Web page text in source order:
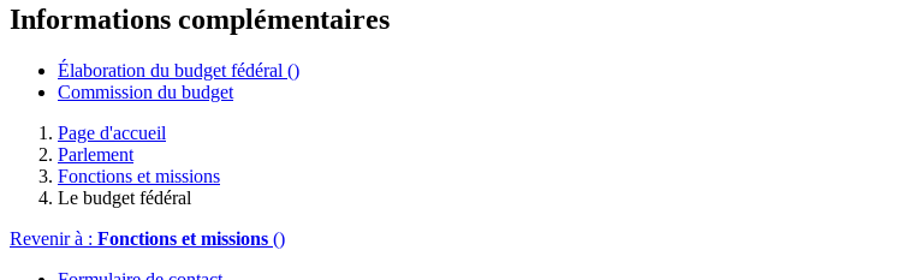
Informations complémentaires
Élaboration du budget fédéral ()
Commission du budget
Page d'accueil
Parlement
Fonctions et missions
Le budget fédéral
Revenir à : Fonctions et missions ()